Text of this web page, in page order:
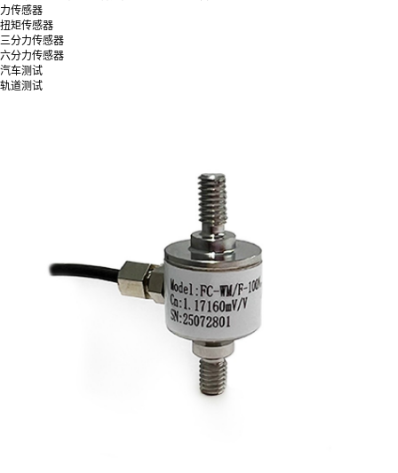
力传感器
扭矩传感器
三分力传感器
六分力传感器
汽车测试
轨道测试